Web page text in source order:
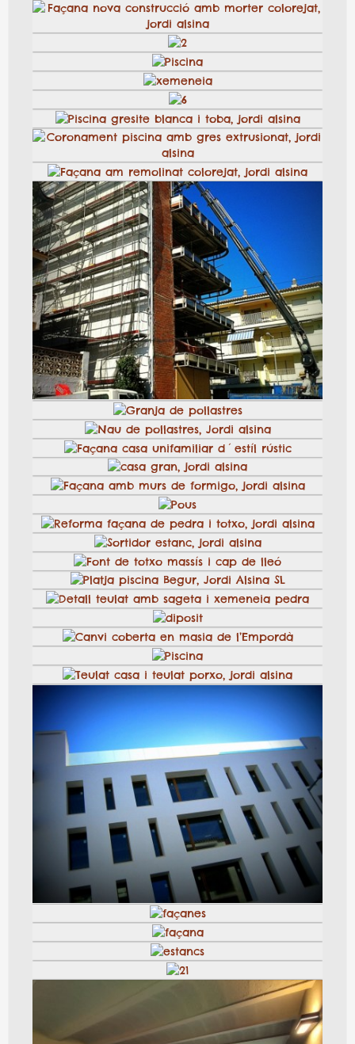
façana edicifi alt, jordi alsina
Piscina gresite blanca i toba, jordi alsina
Manteniment pous oberts
Façana amb aplacat de gres porcel.lànic, jordi alsina
piscina
Coronaments piscines
Platja piscina Begur, Jordi Alsina SL
xemeneia
Façana amb murs de formigo, jordi alsina
Pou reformat a Calonge, Jordi Alsina
Canvi coberta en masia de l’Empordà
Façana nova construcció amb morter colorejat, jordi
alsina
Nau de pollastres, Jordi alsina
Coronament piscina amb gres extrusionat, jordi alsina
Reforma façana de pedra i totxo, jordi alsina
Piscina
casa gran, jordi alsina
Esglaons amb gresite blava, jordi alsina
Façana casa unifamiliar d´estíl rústic
Font de totxo massís i cap de lleó
Sortidor estanc, jordi alsina
2
Detall teulat amb sageta i xemeneia pedra
Piscina
Piscines
Façana am remolinat colorejat, jordi alsina
Detall teulada amb teula de recuperació, Jordi Alsina